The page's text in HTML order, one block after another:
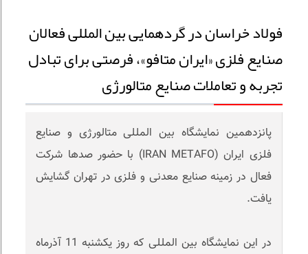
فولاد خراسان در گردهمایی بین المللی فعالان
صنایع فلزی «ایران متافو»، فرصتی برای تبادل
تجربه و تعاملات صنایع متالورژی
پانزدهمین نمایشگاه بین المللی متالورژی و صنایع
فلزی ایران (IRAN METAFO) با حضور صدها شرکت
فعال در زمینه صنایع معدنی و فلزی در تهران گشایش
یافت.
در این نمایشگاه بین المللی که روز یکشنبه 11 آذرماه